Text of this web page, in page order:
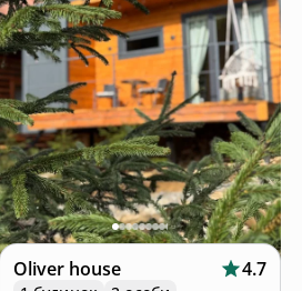
Oliver house 4.7